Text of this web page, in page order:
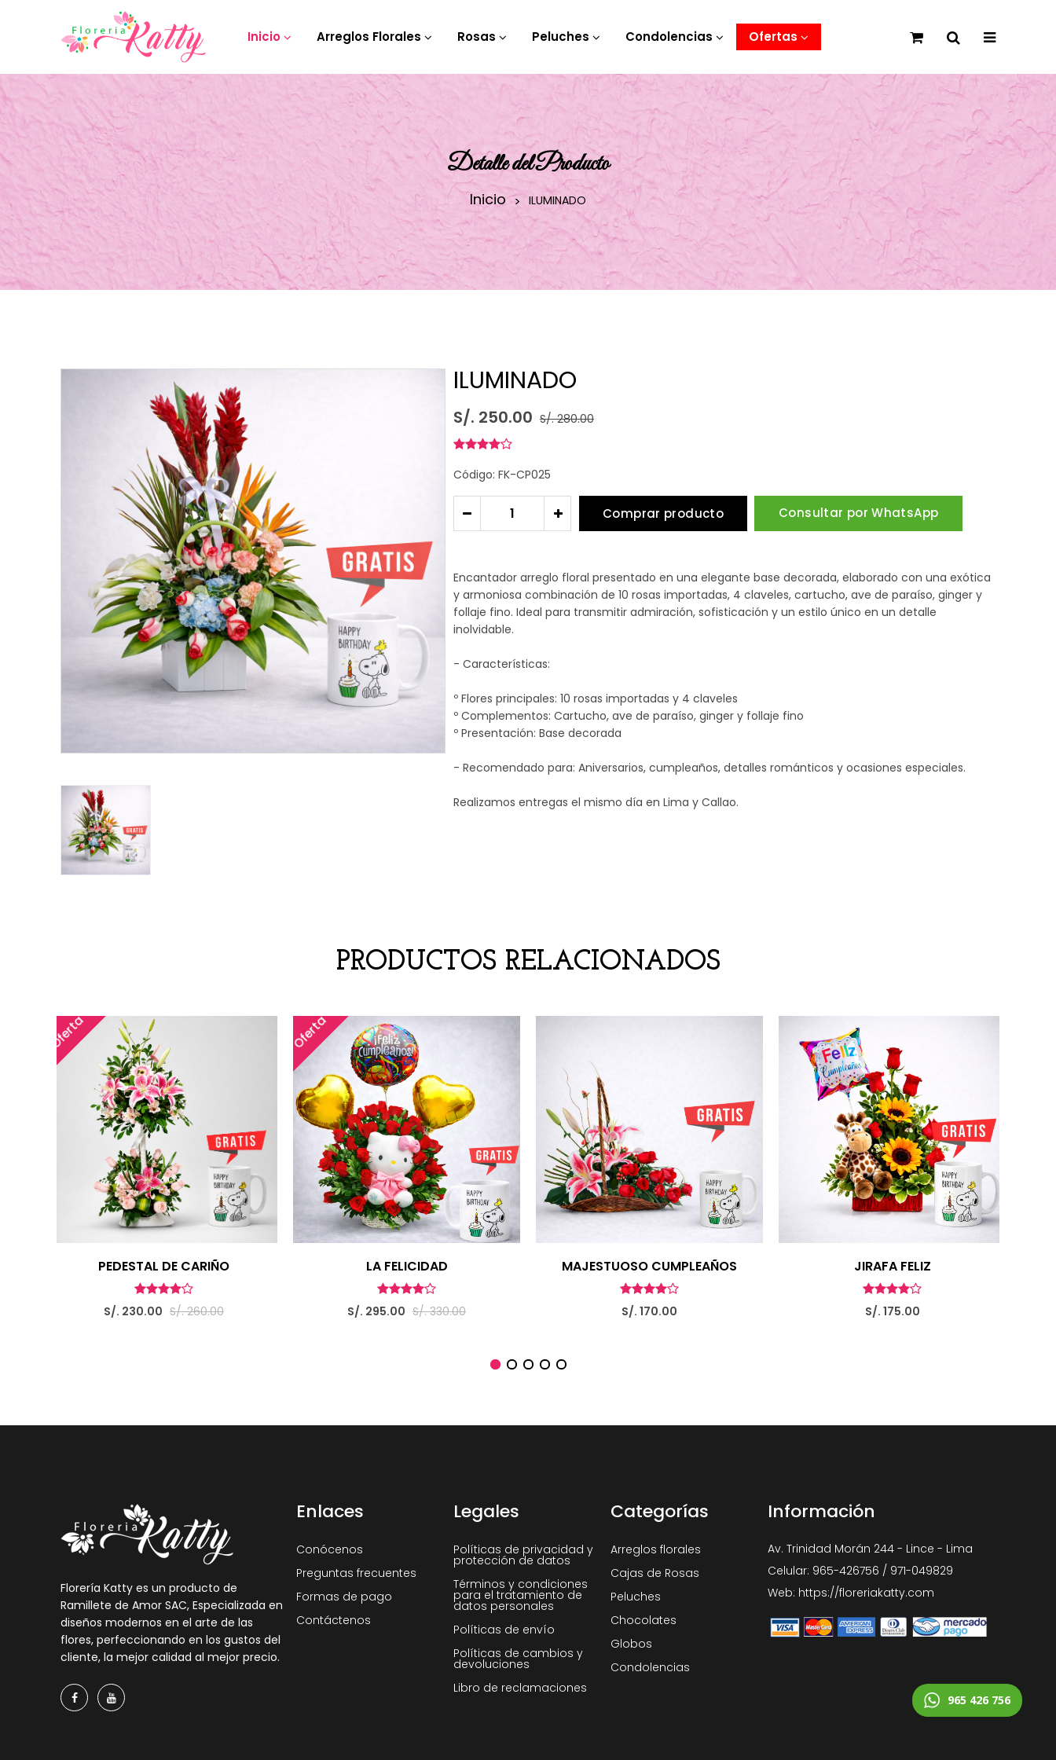
Inicio Arreglos Florales Rosas Peluches Condolencias Ofertas
Detalle del Producto
Inicio ILUMINADO
ILUMINADO
S/. 250.00 S/. 280.00
Código: FK-CP025
- + Comprar producto Consultar por WhatsApp
Encantador arreglo floral presentado en una elegante base decorada, elaborado con una exótica
y armoniosa combinación de 10 rosas importadas, 4 claveles, cartucho, ave de paraíso, ginger y
follaje fino. Ideal para transmitir admiración, sofisticación y un estilo único en un detalle
inolvidable.
- Características:
º Flores principales: 10 rosas importadas y 4 claveles
º Complementos: Cartucho, ave de paraíso, ginger y follaje fino
º Presentación: Base decorada
- Recomendado para: Aniversarios, cumpleaños, detalles románticos y ocasiones especiales.
Realizamos entregas el mismo día en Lima y Callao.
PRODUCTOS RELACIONADOS
Oferta
PEDESTAL DE CARIÑO
S/. 230.00 S/. 260.00
Oferta
LA FELICIDAD
S/. 295.00 S/. 330.00
MAJESTUOSO CUMPLEAÑOS
S/. 170.00
JIRAFA FELIZ
S/. 175.00
Florería Katty es un producto de
Ramillete de Amor SAC, Especializada en
diseños modernos en el arte de las
flores, perfeccionando en los gustos del
cliente, la mejor calidad al mejor precio.
Enlaces
Conócenos
Preguntas frecuentes
Formas de pago
Contáctenos
Legales
Políticas de privacidad y
protección de datos
Términos y condiciones
para el tratamiento de
datos personales
Políticas de envío
Políticas de cambios y
devoluciones
Libro de reclamaciones
Categorías
Arreglos florales
Cajas de Rosas
Peluches
Chocolates
Globos
Condolencias
Información
Av. Trinidad Morán 244 - Lince - Lima
Celular: 965-426756 / 971-049829
Web: https://floreriakatty.com
965 426 756